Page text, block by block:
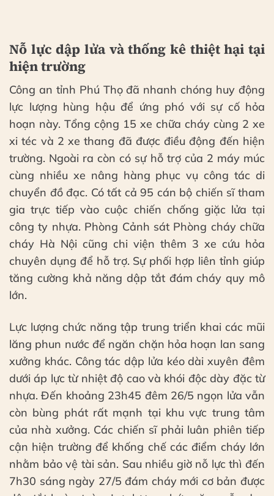
Nỗ lực dập lửa và thống kê thiệt hại tại
hiện trường
Công an tỉnh Phú Thọ đã nhanh chóng huy động
lực lượng hùng hậu để ứng phó với sự cố hỏa
hoạn này. Tổng cộng 15 xe chữa cháy cùng 2 xe
xi téc và 2 xe thang đã được điều động đến hiện
trường. Ngoài ra còn có sự hỗ trợ của 2 máy múc
cùng nhiều xe nâng hàng phục vụ công tác di
chuyển đồ đạc. Có tất cả 95 cán bộ chiến sĩ tham
gia trực tiếp vào cuộc chiến chống giặc lửa tại
công ty nhựa. Phòng Cảnh sát Phòng cháy chữa
cháy Hà Nội cũng chi viện thêm 3 xe cứu hỏa
chuyên dụng để hỗ trợ. Sự phối hợp liên tỉnh giúp
tăng cường khả năng dập tắt đám cháy quy mô
lớn.
Lực lượng chức năng tập trung triển khai các mũi
lăng phun nước để ngăn chặn hỏa hoạn lan sang
xưởng khác. Công tác dập lửa kéo dài xuyên đêm
dưới áp lực từ nhiệt độ cao và khói độc dày đặc từ
nhựa. Đến khoảng 23h45 đêm 26/5 ngọn lửa vẫn
còn bùng phát rất mạnh tại khu vực trung tâm
của nhà xưởng. Các chiến sĩ phải luân phiên tiếp
cận hiện trường để khống chế các điểm cháy lớn
nhằm bảo vệ tài sản. Sau nhiều giờ nỗ lực thì đến
7h30 sáng ngày 27/5 đám cháy mới cơ bản được